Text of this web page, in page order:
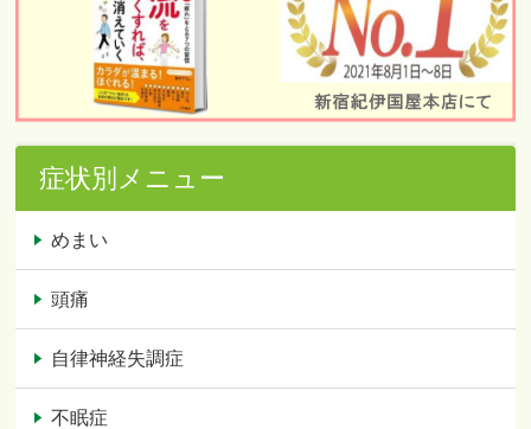
症状別メニュー
めまい
頭痛
自律神経失調症
不眠症